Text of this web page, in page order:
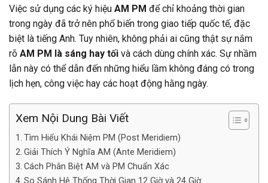
Việc sử dụng các ký hiệu AM PM để chỉ khoảng thời gian
trong ngày đã trở nên phổ biến trong giao tiếp quốc tế, đặc
biệt là tiếng Anh. Tuy nhiên, không phải ai cũng thật sự nắm
rõ AM PM là sáng hay tối và cách dùng chính xác. Sự nhầm
lẫn này có thể dẫn đến những hiểu lầm không đáng có trong
lịch hẹn, công việc hay các hoạt động hằng ngày.
Xem Nội Dung Bài Viết
Tìm Hiểu Khái Niệm PM (Post Meridiem)
Giải Thích Ý Nghĩa AM (Ante Meridiem)
Cách Phân Biệt AM và PM Chuẩn Xác
So Sánh Hệ Thống Thời Gian 12 Giờ và 24 Giờ